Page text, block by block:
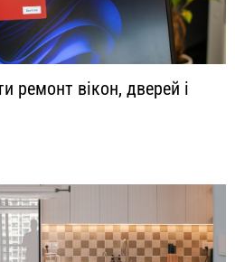
ремонт вікон, дверей і